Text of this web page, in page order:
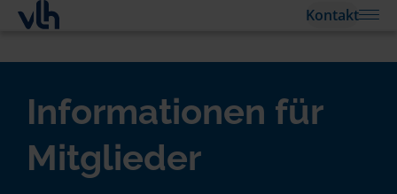
Kontakt
Informationen für
Mitglieder